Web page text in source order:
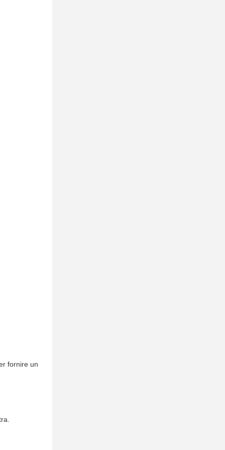
fornire un